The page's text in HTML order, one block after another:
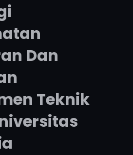
Dan
Teknik